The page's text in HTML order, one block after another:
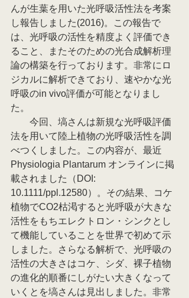
んが生葉を用いた光呼吸活性法を考案
し報告しました(2016)。この報告で
は、光呼吸の活性を精度よく評価でき
ること、またそのための光合成解析理
論の構築を行っております。非常にロ
ジカルに解析できており、速やかな光
呼吸のin vivo評価が可能となりまし
た。
今回、塙さんは新規な光呼吸評価
法を用いて陸上植物の光呼吸活性を調
べつくしました。この内容が、最近
Physiologia Plantarum オンラインに掲
載されました（DOI:
10.1111/ppl.12580）。その結果、コケ
植物でCO2枯渇すると光呼吸が大きな
活性をもちエレクトロン・シンクとし
て機能していることを世界で初めて示
しました。さらなる解析で、光呼吸の
活性の大きさはコケ、シダ、裸子植物
の進化的順番にしがたい大きくなって
いくとを塙さんは見出しました。非常